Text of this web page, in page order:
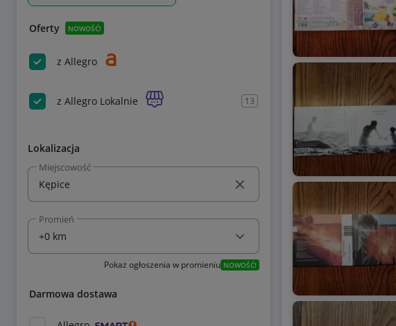
Oferty NOWOŚĆ!
z Allegro
z Allegro Lokalnie 13
Lokalizacja
Miejscowość
Promień
Pokaż ogłoszenia w promieniu NOWOŚĆ!
Darmowa dostawa